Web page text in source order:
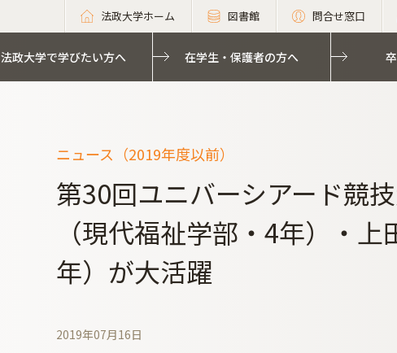
法政大学ホーム 図書館 問合せ窓口
法政大学で学びたい方へ 在学生・保護者の方へ
ニュース（2019年度以前）
第30回ユニバーシアード
（現代福祉学部・4年）・
年）が大活躍
2019年07月16日